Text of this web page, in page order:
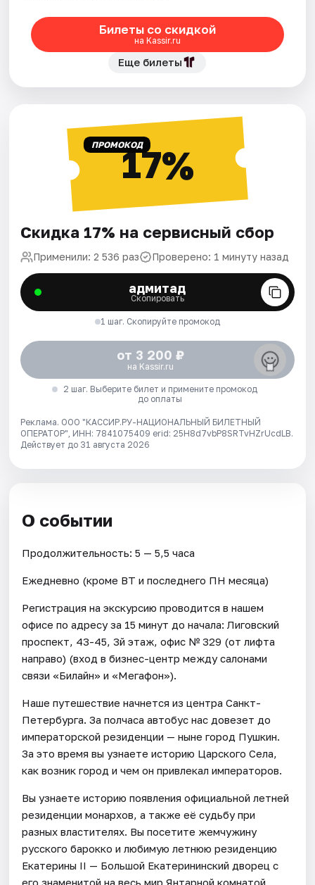
Билеты со скидкой
на Kassir.ru
Еще билеты
ПРОМОКОД17%
Скидка 17% на сервисный сбор
Применили: 2 536 раз Проверено: 1 минуту назад
адмитад
Скопировать
1 шаг. Скопируйте промокод
от 3 200 ₽
на Kassir.ru
2 шаг. Выберите билет и примените промокод
до оплаты
Реклама. ООО "КАССИР.РУ-НАЦИОНАЛЬНЫЙ БИЛЕТНЫЙ
ОПЕРАТОР", ИНН: 7841075409 erid: 25H8d7vbP8SRTvHZrUcdLB.
Действует до 31 августа 2026
О событии
Продолжительность: 5 — 5,5 часа
Ежедневно (кроме ВТ и последнего ПН месяца)
Регистрация на экскурсию проводится в нашем
офисе по адресу за 15 минут до начала: Лиговский
проспект, 43-45, 3й этаж, офис № 329 (от лифта
направо) (вход в бизнес-центр между салонами
связи «Билайн» и «Мегафон»).
Наше путешествие начнется из центра Санкт-
Петербурга. За полчаса автобус нас довезет до
императорской резиденции — ныне город Пушкин.
За это время вы узнаете историю Царского Села,
как возник город и чем он привлекал императоров.
Вы узнаете историю появления официальной летней
резиденции монархов, а также её судьбу при
разных властителях. Вы посетите жемчужину
русского барокко и любимую летнюю резиденцию
Екатерины II — Большой Екатерининский дворец с
его знаменитой на весь мир Янтарной комнатой